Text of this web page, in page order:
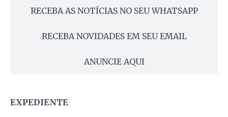
RECEBA AS NOTÍCIAS NO SEU WHATSAPP
RECEBA NOVIDADES EM SEU EMAIL
ANUNCIE AQUI
EXPEDIENTE